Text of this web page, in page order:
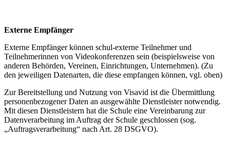
Externe Empfänger
Externe Empfänger können schul-externe Teilnehmer und
Teilnehmerinnen von Videokonferenzen sein (beispielsweise von
anderen Behörden, Vereinen, Einrichtungen, Unternehmen). (Zu
den jeweiligen Datenarten, die diese empfangen können, vgl. oben)
Zur Bereitstellung und Nutzung von Visavid ist die Übermittlung
personenbezogener Daten an ausgewählte Dienstleister notwendig.
Mit diesen Dienstleistern hat die Schule eine Vereinbarung zur
Datenverarbeitung im Auftrag der Schule geschlossen (sog.
„Auftragsverarbeitung“ nach Art. 28 DSGVO).